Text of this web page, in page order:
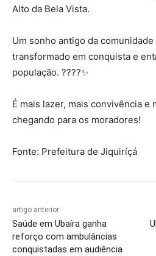
Alto da Bela Vista.
Um sonho antigo da
transformado em conquista e
população. ????✨
É mais lazer, mais convivência e
chegando para os moradores!
Fonte: Prefeitura de Jiquiríçá
artigo anterior
Saúde em Ubaíra ganha
reforço com ambulâncias
conquistadas em audiência